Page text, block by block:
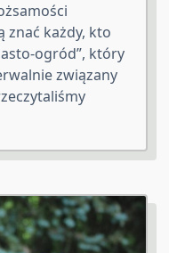
znać każdy, kto
ogród”, który
związany